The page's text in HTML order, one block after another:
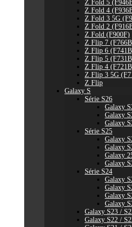
Z Fold 5
Z Fold 4
Z Fold 3 5G
Z Fold 2
Z Fold (F900F)
Z Flip 7
Z Flip 6
Z Flip 5
Z Flip 4
Z Flip 3 5G
Z Flip
Galaxy S
Série S26
Galaxy
Galaxy
Galaxy
Série S25
Galaxy
Galaxy
Galaxy
Galaxy
Série S24
Galaxy
Galaxy
Galaxy
Galaxy
Galaxy S23 /
Galaxy S22 /